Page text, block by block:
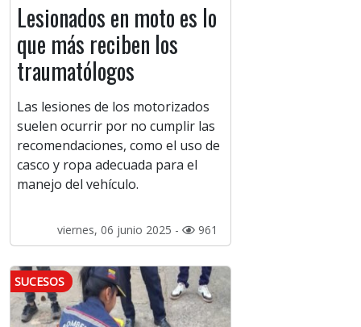
Lesionados en moto es lo
que más reciben los
traumatólogos
Las lesiones de los motorizados
suelen ocurrir por no cumplir las
recomendaciones, como el uso de
casco y ropa adecuada para el
manejo del vehículo.
viernes, 06 junio 2025 - 961
SUCESOS